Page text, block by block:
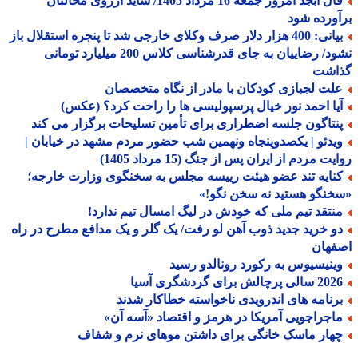
شود
بیانی: 400 هزار دلار صرف وکلای خارجی شد تا پنجره استقلال باز
نشود/ رضاییان به جای قدرشناسی کلاس 200 میلیارد تومانی
لجبازی کودکان با مادر از نگاه متخصصان
احمد نور خیال پرسپولیسی ها را راحت کرد؟ (عکس)
جلسه اضطراری برای تأمین تسلیحات برگزار می کند
| یکصدوپنجاه ونهمین شب حضور مردم مشهد در خیابان |
مردم از ایران پس از جنگ (15 مرداد 1405)
تند عضو هیئت رییسه مجلس به سخنگوی وزارت خارجه؛
هستید نه سخن نگو!»
تیم ملی که خودش در لیگ امسال تیم ندارد!
خرید جدید ذوب آهن لو رفت/ یک گلر و یک مدافع مطرح در راه
به رکورد رونالدو رسید
پرچالش برای گردشگری آسیا
های اندرویدی ناخواسته خطاکار شدند
آمریکا در هرمز و اقتصاد «آسه آن»
ماسک خانگی برای داشتن موهای نرم و شفاف